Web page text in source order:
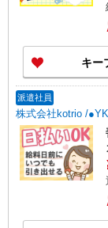
キー
派遣社員
株式会社kotrio /